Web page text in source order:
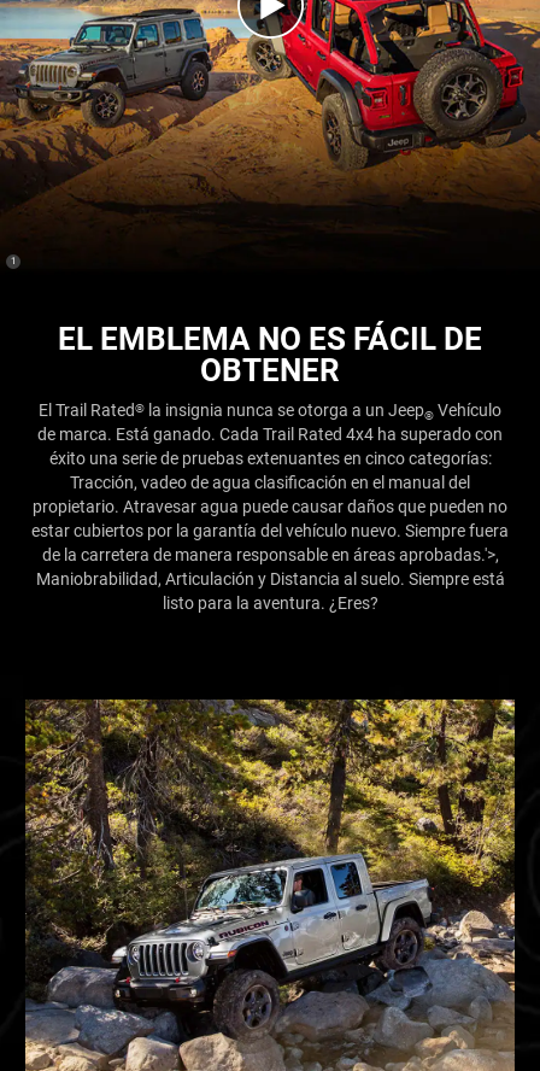
Video
(
Disclosure
1 )
EL EMBLEMA NO ES FÁCIL DE
OBTENER
El Trail Rated® la insignia nunca se otorga a un Jeep® Vehículo
de marca. Está ganado. Cada Trail Rated 4x4 ha superado con
éxito una serie de pruebas extenuantes en cinco categorías:
Tracción, vadeo de agua clasificación en el manual del
propietario. Atravesar agua puede causar daños que pueden no
estar cubiertos por la garantía del vehículo nuevo. Siempre fuera
de la carretera de manera responsable en áreas aprobadas.'>,
Maniobrabilidad, Articulación y Distancia al suelo. Siempre está
listo para la aventura. ¿Eres?